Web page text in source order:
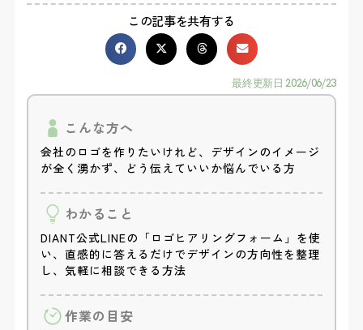
この記事を共有する
最終更新日 2026/06/23
こんな方へ
会社のロゴを作りたいけれど、デザインのイメージ
が全く湧かず、どう伝えていいか悩んでいる方
わかること
DIANT公式LINEの「ロゴヒアリングフォーム」を使
い、直感的に答えるだけでデザインの方向性を整理
し、気軽に相談できる方法
作業の目安